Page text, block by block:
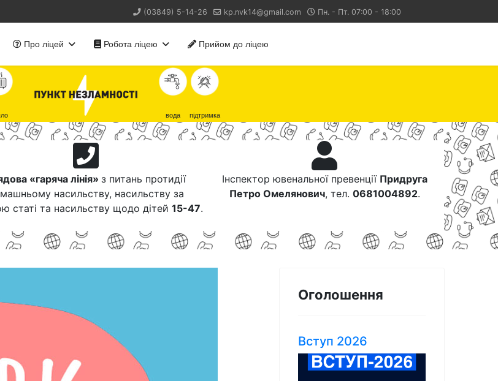
(03849) 5-14-26 kp.nvk14@gmail.com Пн. - Пт. 07:00 - 18:00
Про ліцей Робота ліцею Прийом до ліцею
вода підтримка
«гаряча лінія» з питань протидії
насильству, насильству за
статі та насильству щодо дітей 15-47.
Інспектор ювенальної превенції Придруга
Петро Омелянович, тел. 0681004892.
Оголошення
Вступ 2026